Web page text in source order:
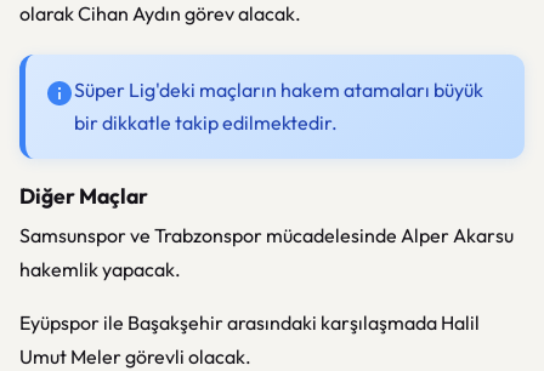
olarak Cihan Aydın görev alacak.
Süper Lig'deki maçların hakem atamaları büyük
bir dikkatle takip edilmektedir.
Diğer Maçlar
Samsunspor ve Trabzonspor mücadelesinde Alper Akarsu
hakemlik yapacak.
Eyüpspor ile Başakşehir arasındaki karşılaşmada Halil
Umut Meler görevli olacak.